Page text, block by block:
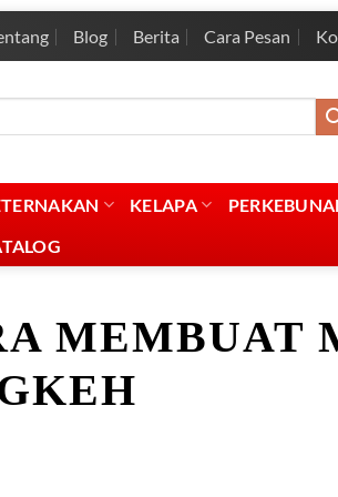
Blog Berita Cara Pesan
KELAPA
MEMBUAT